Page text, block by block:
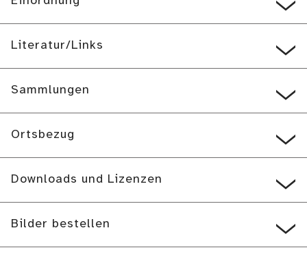
Literatur/Links
Sammlungen
Ortsbezug
Downloads und Lizenzen
Bilder bestellen